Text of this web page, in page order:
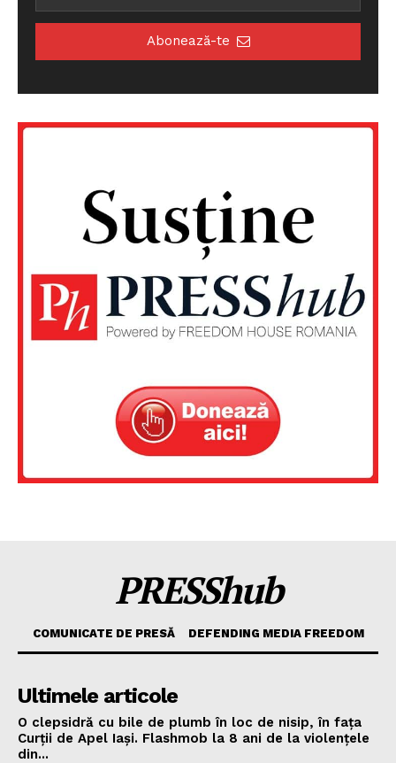
Abonează-te
PRESShub
COMUNICATE DE PRESĂ DEFENDING MEDIA FREEDOM
Ultimele articole
O clepsidră cu bile de plumb în loc de nisip, în fața
Curții de Apel Iași. Flashmob la 8 ani de la violențele
din...